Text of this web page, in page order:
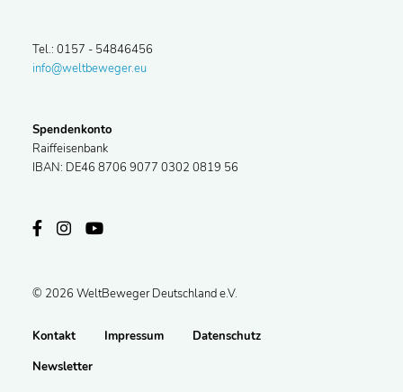
Tel.: 0157 - 54846456
info@weltbeweger.eu
Spendenkonto
Raiffeisenbank
IBAN: DE46 8706 9077 0302 0819 56
© 2026 WeltBeweger Deutschland e.V.
Kontakt Impressum
Datenschutz
Newsletter